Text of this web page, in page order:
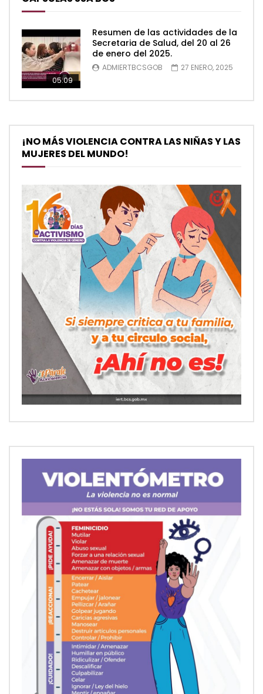
05:09
Resumen de las actividades de la
Secretaria de Salud, del 20 al 26
de enero del 2025.
ADMIERTBCSGOB 27 ENERO, 2025
¡NO MÁS VIOLENCIA CONTRA LAS NIÑAS Y LAS
MUJERES DEL MUNDO!